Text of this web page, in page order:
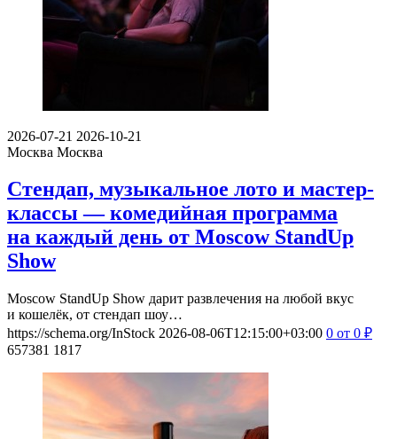
2026-07-21 2026-10-21
Москва Москва
Стендап, музыкальное лото и мастер-
классы — комедийная программа
на каждый день от Moscow StandUp
Show
Moscow StandUp Show дарит развлечения на любой вкус
и кошелёк, от стендап шоу…
https://schema.org/InStock 2026-08-06T12:15:00+03:00 0 от 0 ₽
657381 1817